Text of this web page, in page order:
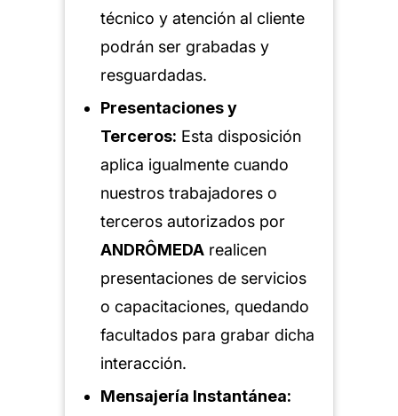
técnico y atención al cliente
podrán ser grabadas y
resguardadas.
Presentaciones y
Terceros: Esta disposición
aplica igualmente cuando
nuestros trabajadores o
terceros autorizados por
ANDRÔMEDArealicen
presentaciones de servicios
o capacitaciones, quedando
facultados para grabar dicha
interacción.
Mensajería Instantánea: